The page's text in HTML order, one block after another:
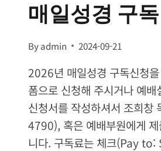
매일성경 구
Byadmin 2024-09-21
2026년 매일성경 구독신청
폼으로 신청해 주시거나 예배
신청서를 작성하셔서 조희
4790), 혹은 예배부원에게
니다. 구독료는 체크(Pay to: